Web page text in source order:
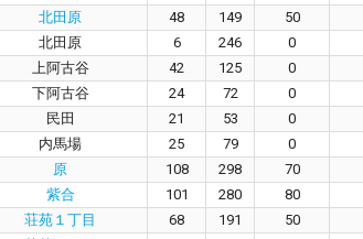
北田原
48 149 50
北田原
6 246 0
上阿古谷
42 125 0
下阿古谷
24 72 0
民田
21 53 0
内馬場
25 79 0
原
108 298 70
紫合
101 280 80
荘苑１丁目
68 191 50